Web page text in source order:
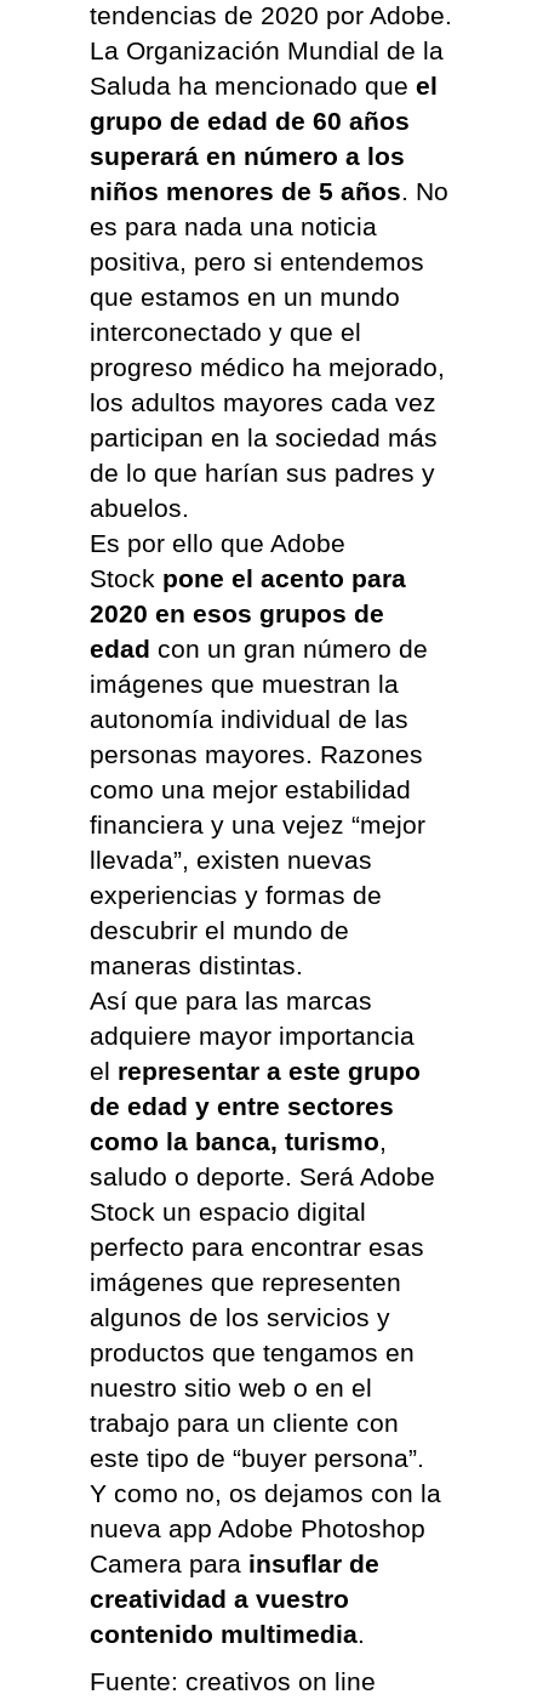
tendencias de 2020 por Adobe.
La Organización Mundial de la
Saluda ha mencionado que el
grupo de edad de 60 años
superará en número a los
niños menores de 5 años. No
es para nada una noticia
positiva, pero si entendemos
que estamos en un mundo
interconectado y que el
progreso médico ha mejorado,
los adultos mayores cada vez
participan en la sociedad más
de lo que harían sus padres y
abuelos.
Es por ello que Adobe
Stock pone el acento para
2020 en esos grupos de
edad con un gran número de
imágenes que muestran la
autonomía individual de las
personas mayores. Razones
como una mejor estabilidad
financiera y una vejez “mejor
llevada”, existen nuevas
experiencias y formas de
descubrir el mundo de
maneras distintas.
Así que para las marcas
adquiere mayor importancia
el representar a este grupo
de edad y entre sectores
como la banca, turismo,
saludo o deporte. Será Adobe
Stock un espacio digital
perfecto para encontrar esas
imágenes que representen
algunos de los servicios y
productos que tengamos en
nuestro sitio web o en el
trabajo para un cliente con
este tipo de “buyer persona”.
Y como no, os dejamos con la
nueva app Adobe Photoshop
Camera para insuflar de
creatividad a vuestro
contenido multimedia.
Fuente: creativos on line